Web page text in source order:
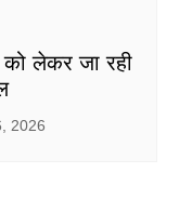
को लेकर जा रही
2026